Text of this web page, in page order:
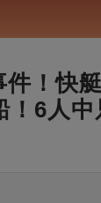
！快
！6人